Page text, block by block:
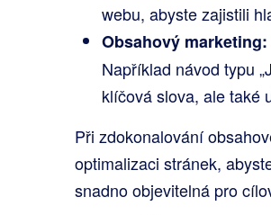
webu, abyste zajistili
Obsahový marketing:
Například návod typu
klíčová slova, ale také
Při zdokonalování
optimalizaci stránek,
snadno objevitelná pro